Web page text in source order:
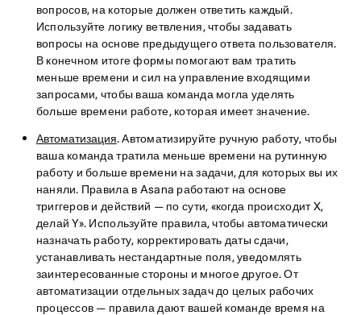
вопросов, на которые должен ответить каждый.
Используйте логику ветвления, чтобы задавать
вопросы на основе предыдущего ответа пользователя.
В конечном итоге формы помогают вам тратить
меньше времени и сил на управление входящими
запросами, чтобы ваша команда могла уделять
больше времени работе, которая имеет значение.
Автоматизация. Автоматизируйте ручную работу, чтобы
ваша команда тратила меньше времени на рутинную
работу и больше времени на задачи, для которых вы их
наняли. Правила в Asana работают на основе
триггеров и действий — по сути, «когда происходит X,
делай Y». Используйте правила, чтобы автоматически
назначать работу, корректировать даты сдачи,
устанавливать нестандартные поля, уведомлять
заинтересованные стороны и многое другое. От
автоматизации отдельных задач до целых рабочих
процессов — правила дают вашей команде время на